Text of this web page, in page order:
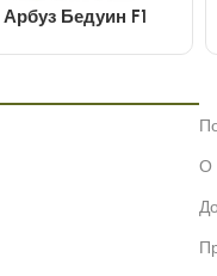
Арбуз Бедуин F1
О